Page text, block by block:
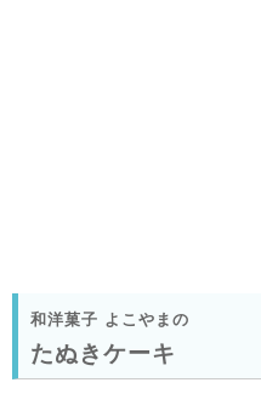
和洋菓子 よこやまの
たぬきケーキ